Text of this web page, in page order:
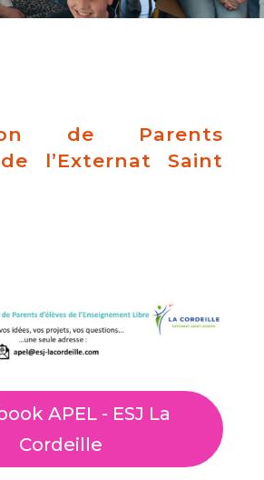
de Parents
de l’Externat Saint
APEL - ESJ La
Cordeille